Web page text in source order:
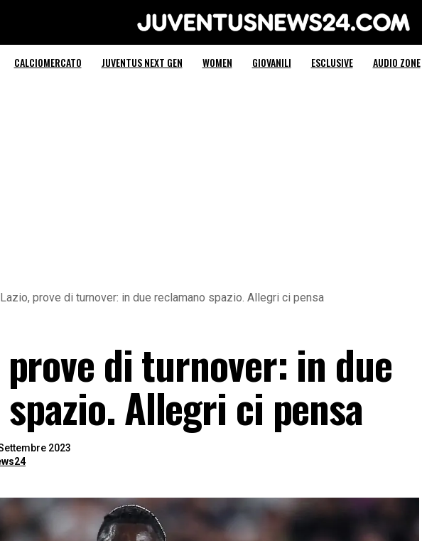
Juventus News 24
CALCIOMERCATO JUVENTUS NEXT GEN WOMEN GIOVANILI ESCLUSIVE AUDIO ZONE
prove di turnover: in due reclamano spazio. Allegri ci pensa
prove di turnover: in due
Allegri ci pensa
2023